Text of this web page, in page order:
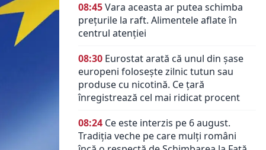
08:45Vara aceasta ar putea schimba
prețurile la raft. Alimentele aflate în
centrul atenției
08:30 Eurostat arată că unul din șase
europeni folosește zilnic tutun sau
produse cu nicotină. Ce țară
înregistrează cel mai ridicat procent
08:24 Ce este interzis pe 6 august.
Tradiția veche pe care mulți români